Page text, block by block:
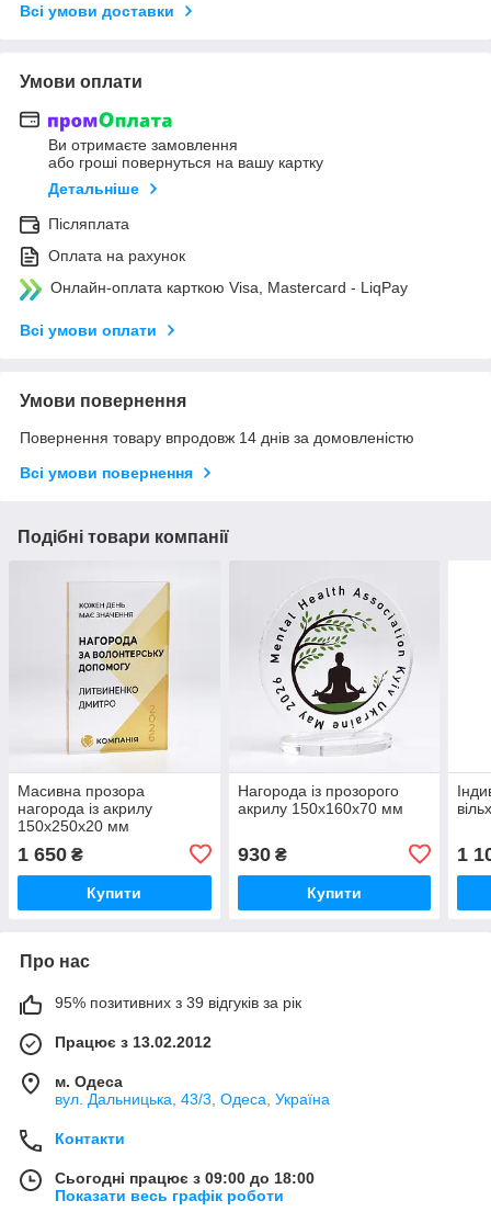
Всі умови доставки
Умови оплати
Ви отримаєте замовлення
або гроші повернуться на вашу картку
Детальніше
Післяплата
Оплата на рахунок
Онлайн-оплата карткою Visa, Mastercard - LiqPay
Всі умови оплати
Умови повернення
Повернення товару впродовж 14 днів за домовленістю
Всі умови повернення
Подібні товари компанії
Масивна прозора
нагорода із акрилу
150х250х20 мм
1 650 ₴
Купити
Нагорода із прозорого
акрилу 150х160х70 мм
930₴
Купити
1
Про нас
95% позитивних з 39 відгуків за рік
Працює з 13.02.2012
м. Одеса
вул. Дальницька, 43/3, Одеса, Україна
Контакти
Сьогодні працює з 09:00 до 18:00
Показати весь графік роботи